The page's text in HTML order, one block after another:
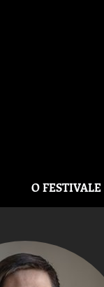
O FESTIVALE